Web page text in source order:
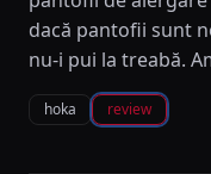
dacă pantofii sunt
nu-i pui la treabă.
hoka review